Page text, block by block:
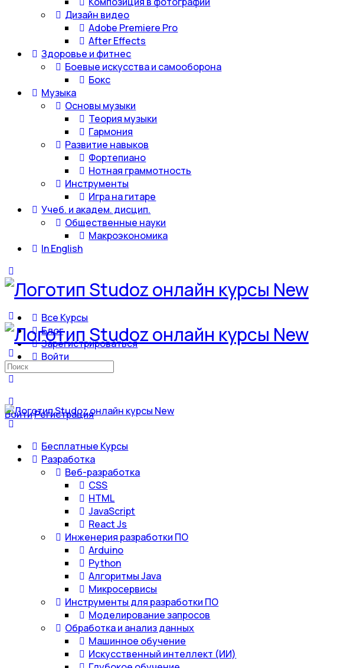
Дизайн видео
Adobe Premiere Pro
After Effects
Здоровье и фитнес
Боевые искусства и самооборона
Бокс
Музыка
Основы музыки
Теория музыки
Гармония
Развитие навыков
Фортепиано
Нотная граммотность
Инструменты
Игра на гитаре
Учеб. и академ. дисцип.
Общественные науки
Макроэкономика
In English
Все Курсы
Блог
Зарегистрироваться
Войти
ВойтиРегистрация
Искать:
Бесплатные Курсы
Разработка
Веб-разработка
CSS
HTML
JavaScript
React Js
Инженерия разработки ПО
Arduino
Python
Алгоритмы Java
Микросервисы
Инструменты для разработки ПО
Моделирование запросов
Обработка и анализ данных
Машинное обучение
Искусственный интеллект (ИИ)